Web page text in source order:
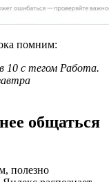
помним:
10 с тегом Работа.
общаться
полезно